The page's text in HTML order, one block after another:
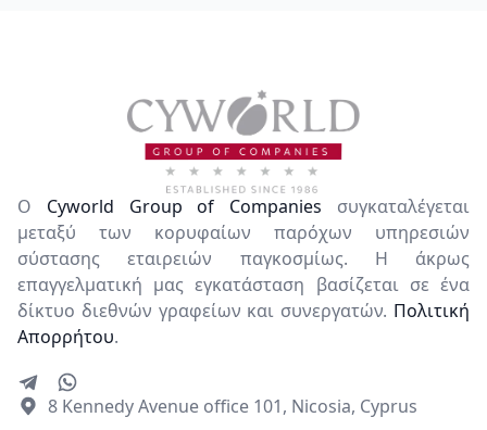
Ο Cyworld Group of Companies συγκαταλέγεται
μεταξύ των κορυφαίων παρόχων υπηρεσιών
σύστασης εταιρειών παγκοσμίως. Η άκρως
επαγγελματική μας εγκατάσταση βασίζεται σε ένα
δίκτυο διεθνών γραφείων και συνεργατών. Πολιτική
Απορρήτου.
8 Kennedy Avenue office 101, Nicosia, Cyprus